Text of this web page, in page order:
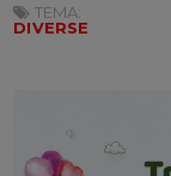
TEMA:
DIVERSE